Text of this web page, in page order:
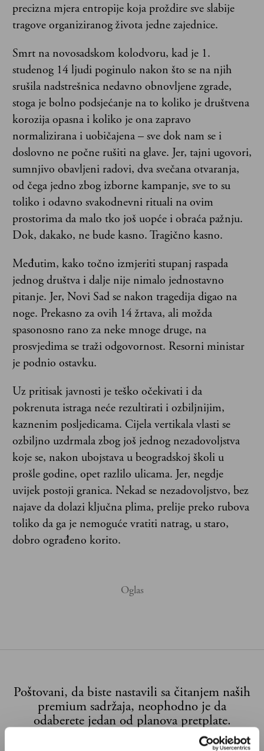
precizna mjera entropije koja proždire sve slabije
tragove organiziranog života jedne zajednice.
Smrt na novosadskom kolodvoru, kad je 1.
studenog 14 ljudi poginulo nakon što se na njih
srušila nadstrešnica nedavno obnovljene zgrade,
stoga je bolno podsjećanje na to koliko je društvena
korozija opasna i koliko je ona zapravo
normalizirana i uobičajena – sve dok nam se i
doslovno ne počne rušiti na glave. Jer, tajni ugovori,
sumnjivo obavljeni radovi, dva svečana otvaranja,
od čega jedno zbog izborne kampanje, sve to su
toliko i odavno svakodnevni rituali na ovim
prostorima da malo tko još uopće i obraća pažnju.
Dok, dakako, ne bude kasno. Tragično kasno.
Međutim, kako točno izmjeriti stupanj raspada
jednog društva i dalje nije nimalo jednostavno
pitanje. Jer, Novi Sad se nakon tragedija digao na
noge. Prekasno za ovih 14 žrtava, ali možda
spasonosno rano za neke mnoge druge, na
prosvjedima se traži odgovornost. Resorni ministar
je podnio ostavku.
Uz pritisak javnosti je teško očekivati i da
pokrenuta istraga neće rezultirati i ozbiljnijim,
kaznenim posljedicama. Cijela vertikala vlasti se
ozbiljno uzdrmala zbog još jednog nezadovoljstva
koje se, nakon ubojstava u beogradskoj školi u
prošle godine, opet razlilo ulicama. Jer, negdje
uvijek postoji granica. Nekad se nezadovoljstvo, bez
najave da dolazi ključna plima, prelije preko rubova
toliko da ga je nemoguće vratiti natrag, u staro,
dobro ograđeno korito.
Poštovani, da biste nastavili sa čitanjem naših
premium sadržaja, neophodno je da
odaberete jedan od planova pretplate.